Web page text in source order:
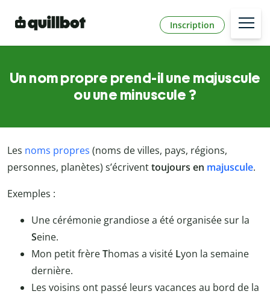
Inscription
Un nom propre prend-il une majuscule
ou une minuscule ?
Les noms propres (noms de villes, pays, régions,
personnes, planètes) s’écriventtoujours en majuscule.
Exemples :
Une cérémonie grandiose a été organisée sur la
Seine.
Mon petit frèreThomas a visité Lyon la semaine
dernière.
Les voisins ont passé leurs vacances au bord de la